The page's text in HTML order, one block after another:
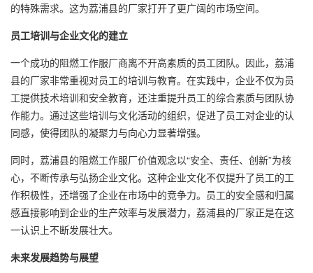
的特殊需求。这为荔浦县的厂家打开了更广阔的市场空间。
员工培训与企业文化的建立
一个成功的阻燃工作服厂商离不开高素质的员工团队。因此，荔浦
县的厂家非常重视对员工的培训与教育。在实践中，企业不仅为员
工提供技术培训和安全教育，还注重提升员工的综合素质与团队协
作能力。通过这些培训与文化活动的组织，促进了员工对企业的认
同感，使得团队的凝聚力与向心力显著增强。
同时，荔浦县的阻燃工作服厂价值观念以“安全、责任、创新”为核
心，不断传承与弘扬企业文化。这种企业文化不仅提升了员工的工
作积极性，还增强了企业在市场中的竞争力。员工的安全感和归属
感直接影响到企业的生产效率与发展潜力，荔浦县的厂家正是在这
一认识上不断发展壮大。
未来发展趋势与展望